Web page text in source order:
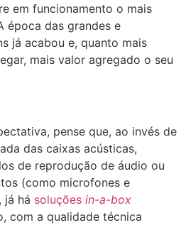
em funcionamento o mais
época das grandes e
já acabou e, quanto mais
mais valor agregado o seu
pense que, ao invés de
das caixas acústicas,
de reprodução de áudio ou
(como microfones e
já há soluções in-a-box
com a qualidade técnica